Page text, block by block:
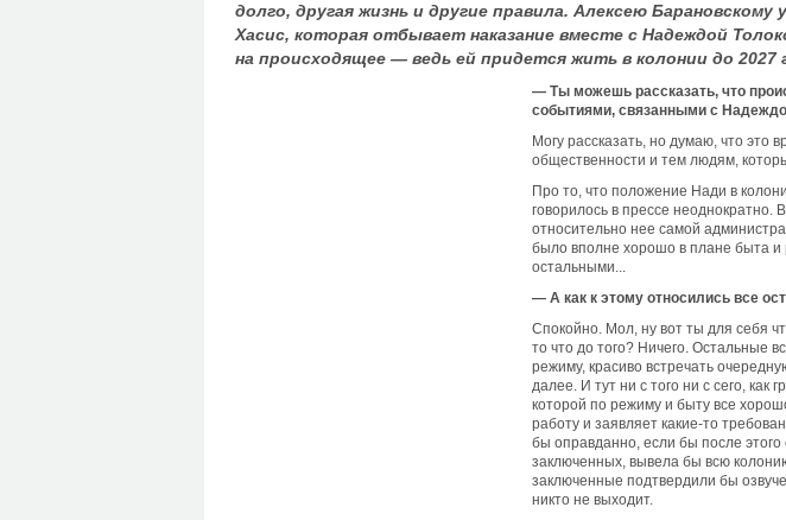
долго, другая жизнь и другие правила. Алексею Барановскому
Хасис, которая отбывает наказание вместе с Надеждой
на происходящее — ведь ей придется жить в колонии до 2027
— Ты можешь рассказать, что
событиями, связанными с
Могу рассказать, но думаю, что это
общественности и тем людям,
Про то, что положение Нади в
говорилось в прессе неоднократно.
относительно нее самой
было вполне хорошо в плане быта
остальными...
— А как к этому относились все
Спокойно. Мол, ну вот ты для себя
то что до того? Ничего. Остальные
режиму, красиво встречать
далее. И тут ни с того ни с сего, как
которой по режиму и быту все
работу и заявляет какие-то
бы оправданно, если бы после
заключенных, вывела бы всю
заключенные подтвердили бы
никто не выходит.